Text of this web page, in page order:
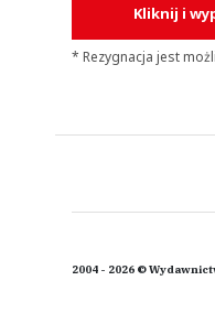
Kliknij i
* Rezygnacja jest
2004 - 2026 ©